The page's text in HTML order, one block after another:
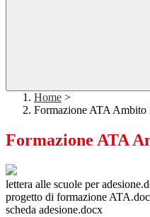
Home >
Formazione ATA Ambito
Formazione ATA
lettera alle scuole per
progetto di formazione
scheda adesione.docx